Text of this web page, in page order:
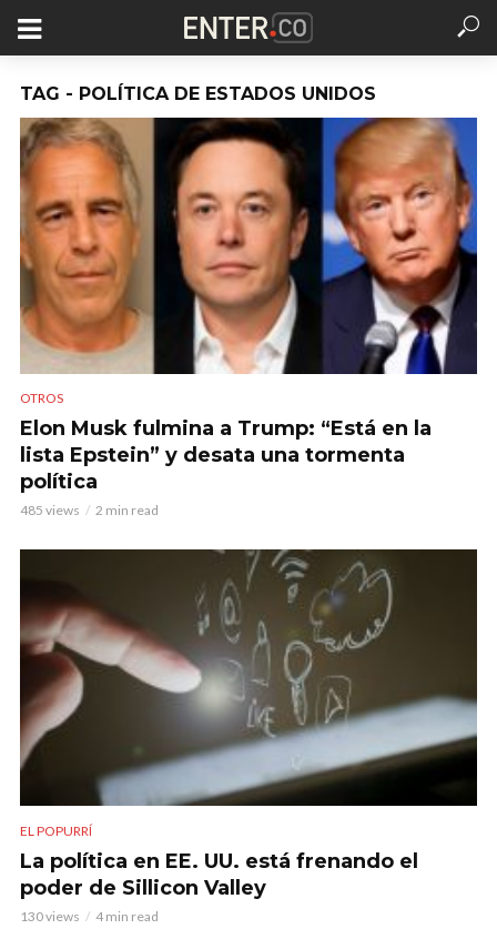
TAG - POLÍTICA DE ESTADOS UNIDOS
OTROS
Elon Musk fulmina a Trump: “Está en la
lista Epstein” y desata una tormenta
política
485 views 2 min read
EL POPURRÍ
La política en EE. UU. está frenando el
poder de Sillicon Valley
130 views 4 min read